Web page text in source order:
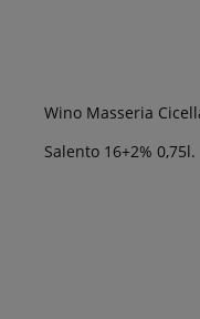
Wino Masseria
Salento 16+2% 0,75l.